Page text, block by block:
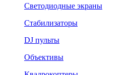
Светодиодные экраны
Стабилизаторы
DJ пульты
Объективы